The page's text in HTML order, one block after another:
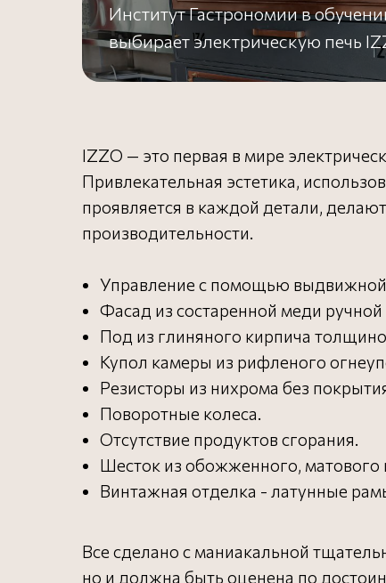
Институт Гастрономии в
выбирает электрическую печь
IZZO — это первая в мире
Привлекательная эстетика,
проявляется в каждой детали,
производительности.
Управление с помощью
Фасад из состаренной меди
Под из глиняного кирпича
Купол камеры из рифленого
Резисторы из нихрома без
Поворотные колеса.
Отсутствие продуктов сгорания.
Шесток из обожженного, матового
Винтажная отделка - латунные
Все сделано с маниакальной
но и должна быть оценена по